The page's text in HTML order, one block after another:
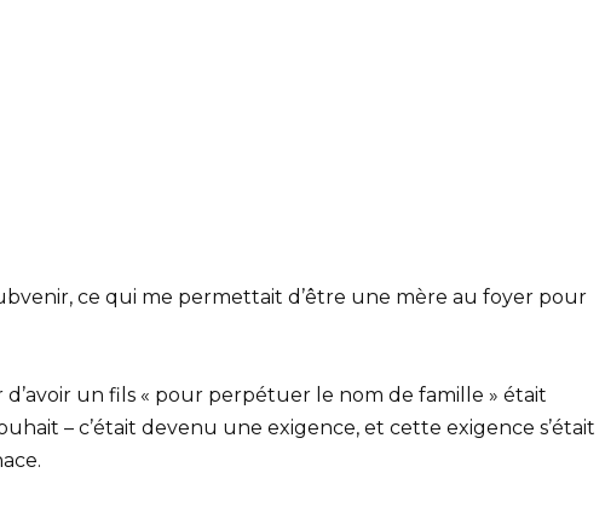
ce qui me permettait d’être une mère au foyer pour
d’avoir un fils « pour perpétuer le nom de famille » était
– c’était devenu une exigence, et cette exigence s’était